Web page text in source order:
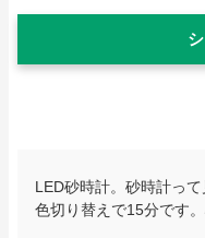
LED砂時計。砂時計っ
色切り替えで15分です